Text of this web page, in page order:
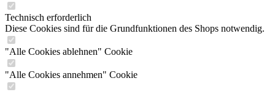
Technisch erforderlich
Diese Cookies sind für die Grundfunktionen des Shops notwendig.
"Alle Cookies ablehnen" Cookie
"Alle Cookies annehmen" Cookie